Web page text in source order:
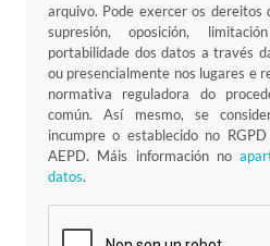
arquivo. Pode exercer os dereitos
supresión, oposición,
portabilidade dos datos a través
ou presencialmente nos lugares e
normativa reguladora do
común. Así mesmo, se
incumpre o establecido no
AEPD. Máis información no
datos.